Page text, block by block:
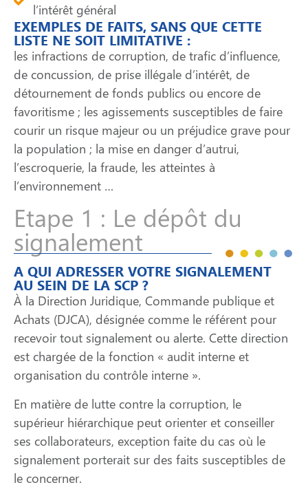
l’intérêt général
EXEMPLES DE FAITS, SANS QUE CETTE
LISTE NE SOIT LIMITATIVE :
les infractions de corruption, de trafic d’influence,
de concussion, de prise illégale d’intérêt, de
détournement de fonds publics ou encore de
favoritisme ; les agissements susceptibles de faire
courir un risque majeur ou un préjudice grave pour
la population ; la mise en danger d’autrui,
l’escroquerie, la fraude, les atteintes à
l’environnement …
Etape 1 : Le dépôt du
signalement
A QUI ADRESSER VOTRE SIGNALEMENT
AU SEIN DE LA SCP ?
À la Direction Juridique, Commande publique et
Achats (DJCA), désignée comme le référent pour
recevoir tout signalement ou alerte. Cette direction
est chargée de la fonction « audit interne et
organisation du contrôle interne ».
En matière de lutte contre la corruption, le
supérieur hiérarchique peut orienter et conseiller
ses collaborateurs, exception faite du cas où le
signalement porterait sur des faits susceptibles de
le concerner.